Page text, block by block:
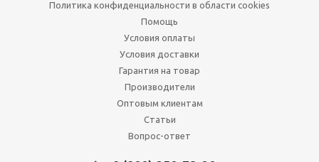
Политика конфиденциальности в области cookies
Помощь
Условия оплаты
Условия доставки
Гарантия на товар
Производители
Оптовым клиентам
Статьи
Вопрос-ответ